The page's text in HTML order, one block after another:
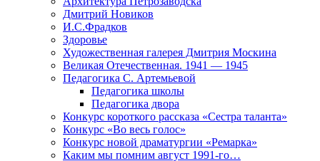
Дмитрий Новиков
И.С.Фрадков
Здоровье
Художественная галерея Дмитрия Москина
Великая Отечественная. 1941 — 1945
Педагогика С. Артемьевой
Педагогика школы
Педагогика двора
Конкурс короткого рассказа «Сестра таланта»
Конкурс «Во весь голос»
Конкурс новой драматургии «Ремарка»
Каким мы помним август 1991-го…